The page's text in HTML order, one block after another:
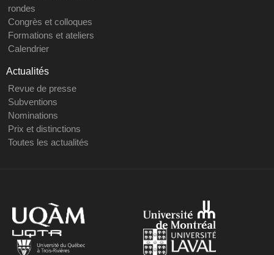
rondes
Congrès et colloques
Formations et ateliers
Calendrier
Actualités
Revue de presse
Subventions
Nominations
Prix et distinctions
Toutes les actualités